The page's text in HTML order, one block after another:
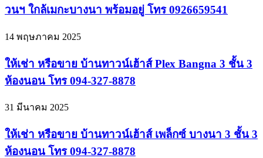
วนฯ ใกล้เมกะบางนา พร้อมอยู่ โทร 0926659541
14 พฤษภาคม 2025
ให้เช่า หรือขาย บ้านทาวน์เฮ้าส์ Plex Bangna 3 ชั้น 3
ห้องนอน โทร 094-327-8878
31 มีนาคม 2025
ให้เช่า หรือขาย บ้านทาวน์เฮ้าส์ เพล็กซ์ บางนา 3 ชั้น 3
ห้องนอน โทร 094-327-8878